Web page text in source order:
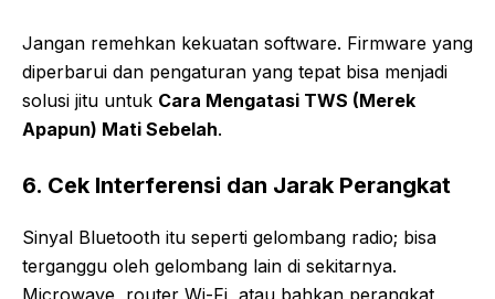
Jangan remehkan kekuatan software. Firmware yang
diperbarui dan pengaturan yang tepat bisa menjadi
solusi jitu untuk Cara Mengatasi TWS (Merek
Apapun) Mati Sebelah.
6. Cek Interferensi dan Jarak Perangkat
Sinyal Bluetooth itu seperti gelombang radio; bisa
terganggu oleh gelombang lain di sekitarnya.
Microwave, router Wi-Fi, atau bahkan perangkat